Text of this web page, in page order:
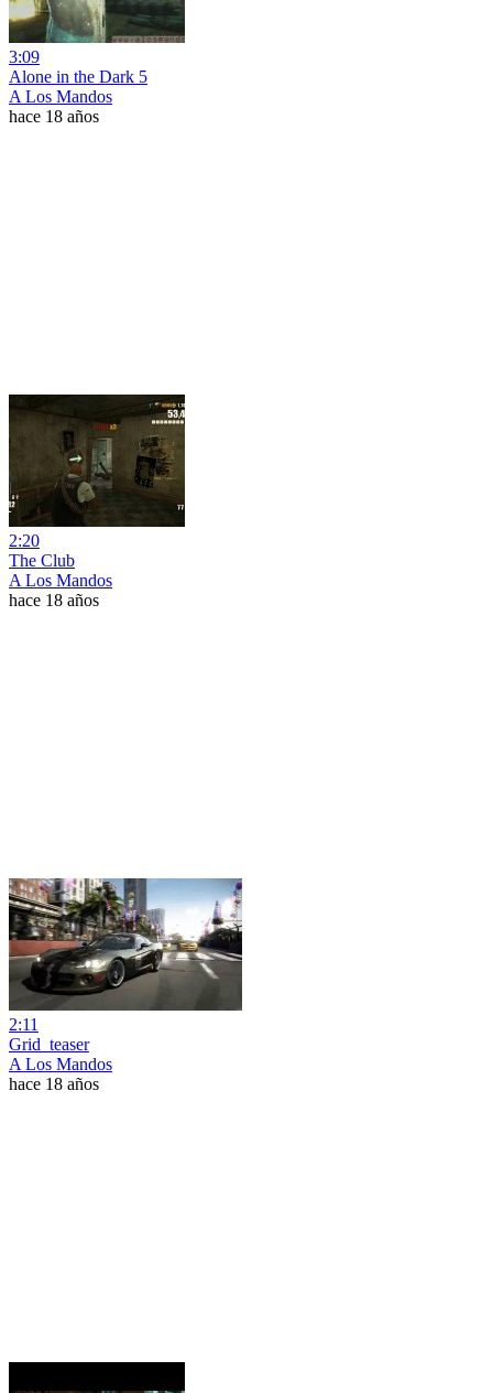
3:09
Alone in the Dark 5
A Los Mandos
hace 18 años
2:20
The Club
A Los Mandos
hace 18 años
2:11
Grid_teaser
A Los Mandos
hace 18 años